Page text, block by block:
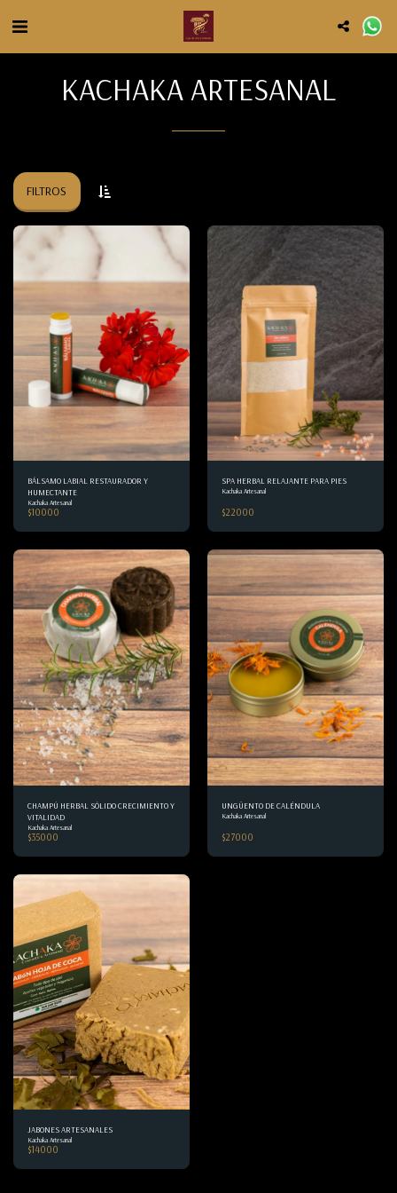
KACHAKA ARTESANAL
FILTROS
BÁLSAMO LABIAL RESTAURADOR Y
HUMECTANTE
Kachaka Artesanal
$10000
SPA HERBAL RELAJANTE PARA PIES
Kachaka Artesanal
$22000
CHAMPÚ HERBAL SÓLIDO CRECIMIENTO Y
VITALIDAD
Kachaka Artesanal
$35000
UNGÜENTO DE CALÉNDULA
Kachaka Artesanal
$27000
JABONES ARTESANALES
Kachaka Artesanal
$14000